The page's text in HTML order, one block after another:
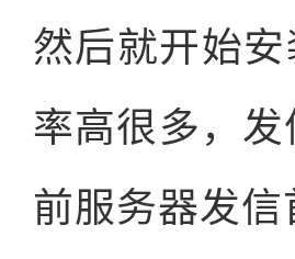
然后就开始
率高很多，
前服务器发